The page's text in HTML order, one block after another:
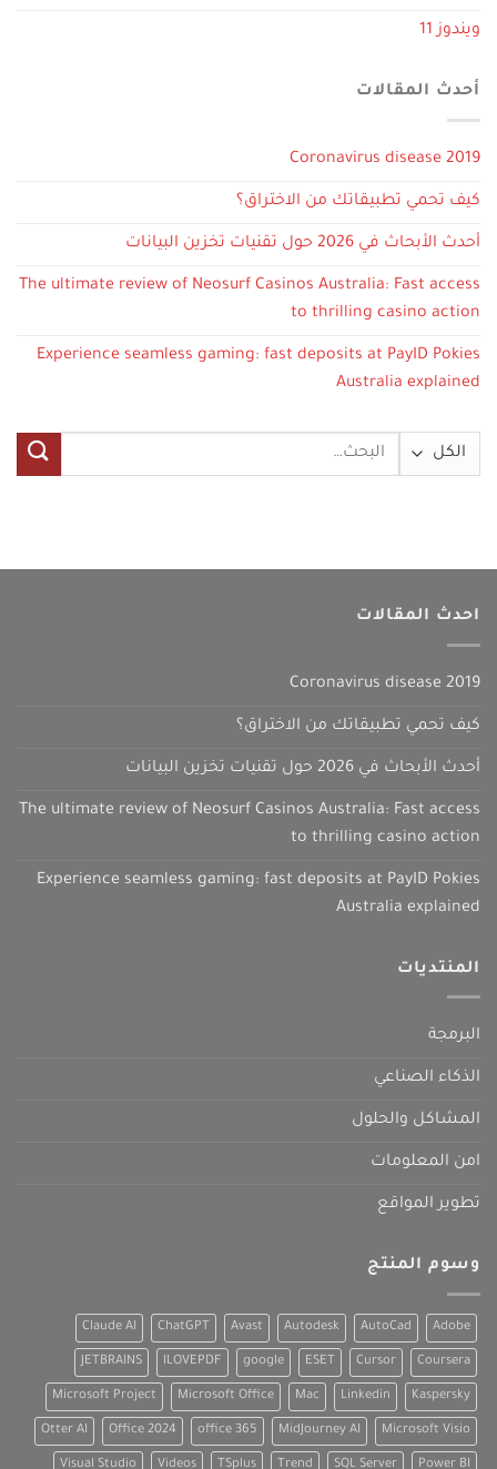
ويندوز 11
أحدث المقالات
Coronavirus disease 2019
كيف تحمي تطبيقاتك من الاختراق؟
أحدث الأبحاث في 2026 حول تقنيات تخزين البيانات
The ultimate review of Neosurf Casinos Australia: Fast access
to thrilling casino action
Experience seamless gaming: fast deposits at PayID Pokies
Australia explained
البحث
احدث المقالات
Coronavirus disease 2019
كيف تحمي تطبيقاتك من الاختراق؟
أحدث الأبحاث في 2026 حول تقنيات تخزين البيانات
The ultimate review of Neosurf Casinos Australia: Fast access
to thrilling casino action
Experience seamless gaming: fast deposits at PayID Pokies
Australia explained
المنتديات
البرمجة
الذكاء الصناعي
المشاكل والحلول
امن المعلومات
تطوير المواقع
وسوم المنتج
Adobe
AutoCad
Autodesk
Avast
ChatGPT
Claude AI
Coursera
Cursor
ESET
google
ILOVEPDF
JETBRAINS
Kaspersky
Linkedin
Mac
Microsoft Office
Microsoft Project
Microsoft Visio
MidJourney AI
office 365
Office 2024
Otter AI
Power BI
SQL Server
Trend
TSplus
Videos
Visual Studio